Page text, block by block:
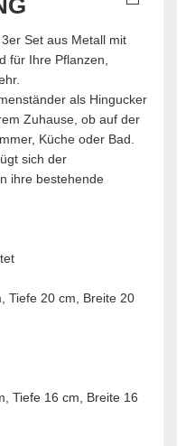
Set aus Metall mit
für Ihre Pflanzen,
als Hingucker
Zuhause, ob auf der
Küche oder Bad.
sich der
ihre bestehende
Tiefe 20 cm, Breite 20
Tiefe 16 cm, Breite 16